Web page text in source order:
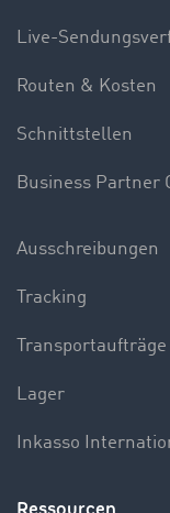
Live-
Routen & Kosten
Schnittstellen
Business Partner
Ausschreibungen
Tracking
Transportaufträge
Lager
Inkasso